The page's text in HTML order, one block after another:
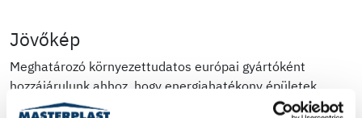
Jövőkép
Meghatározó környezettudatos európai gyártóként
hozzájárulunk ahhoz, hogy energiahatékony épületek
legyenek a világban.